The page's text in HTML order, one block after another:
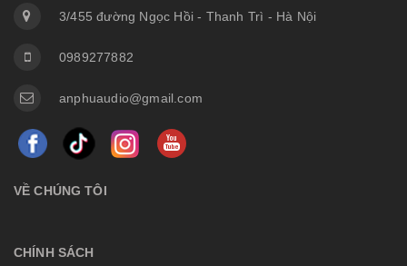
3/455 đường Ngọc Hồi - Thanh Trì - Hà Nội
0989277882
anphuaudio@gmail.com
VỀ CHÚNG TÔI
CHÍNH SÁCH